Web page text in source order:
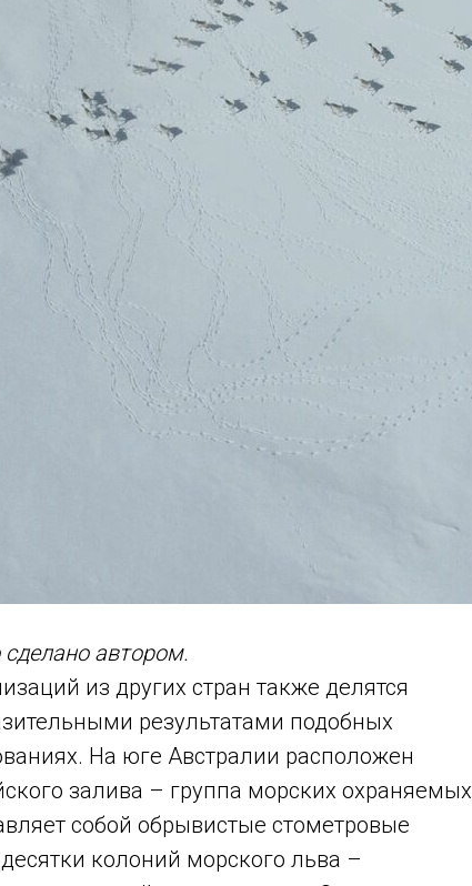
автором.
из других стран также делятся
результатами подобных
На юге Австралии расположен
залива – группа морских охраняемых
собой обрывистые стометровые
колоний морского льва –